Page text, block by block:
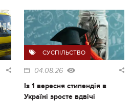
СУСПІЛЬСТВО
04.08.26
Із 1 вересня стипендія в
Україні зросте вдвічі